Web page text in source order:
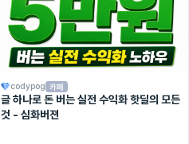
codypog 카페
글 하나로 돈 버는 실전 수익화 핫딜의 모든
것 - 심화버젼